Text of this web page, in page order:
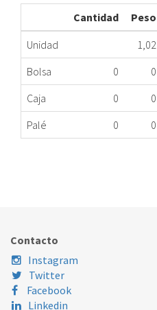
Cantidad Peso
Unidad
1,02
Bolsa
0 0
Caja
0 0
Palé
0 0
Contacto
Instagram
Twitter
Facebook
Linkedin